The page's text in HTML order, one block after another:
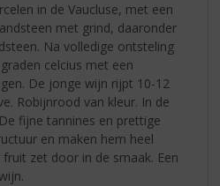
in de Vaucluse, met een
met grind, daaronder
Na volledige ontsteling
celcius met een
De jonge wijn rijpt 10-12
Robijnrood van kleur. In de
fijne tannines en prettige
en maken hem heel
zet door in de smaak. Een